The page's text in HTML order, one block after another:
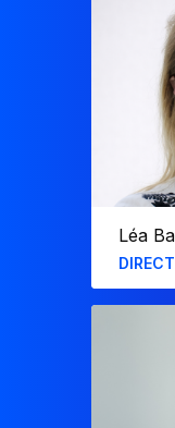
Il a
Corum,
Léa
Elle est
de
(Suez,